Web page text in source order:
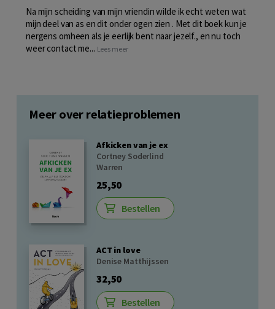
Na mijn scheiding van mijn vriendin wilde ik echt weten wat
mijn deel van as en dit onder ogen zien . Met dit boek kun je
nergens omheen als je eerlijk bent naar jezelf., en nu toch
weer contact me... Lees meer
Meer over relatieproblemen
Afkicken van je ex
Cortney Soderlind
Warren
25,50
Bestellen
ACT in love
Denise Matthijssen
32,50
Bestellen